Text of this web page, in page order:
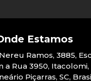
Ramos, 3885,
a Rua 3950, Itacolomi,
Piçarras, SC,